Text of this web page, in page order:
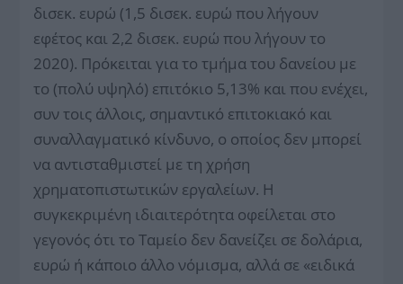
δισεκ. ευρώ (1,5 δισεκ. ευρώ που λήγουν
εφέτος και 2,2 δισεκ. ευρώ που λήγουν το
2020). Πρόκειται για το τμήμα του δανείου με
το (πολύ υψηλό) επιτόκιο 5,13% και που ενέχει,
συν τοις άλλοις, σημαντικό επιτοκιακό και
συναλλαγματικό κίνδυνο, ο οποίος δεν μπορεί
να αντισταθμιστεί με τη χρήση
χρηματοπιστωτικών εργαλείων. Η
συγκεκριμένη ιδιαιτερότητα οφείλεται στο
γεγονός ότι το Ταμείο δεν δανείζει σε δολάρια,
ευρώ ή κάποιο άλλο νόμισμα, αλλά σε «ειδικά